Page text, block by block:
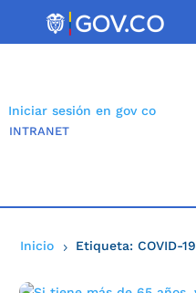
Iniciar sesión en gov co
INTRANET
Inicio 5 Etiqueta: COVID-19